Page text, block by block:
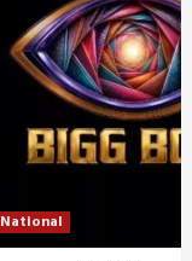
National